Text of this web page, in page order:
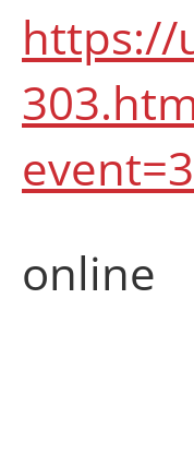
https://
online